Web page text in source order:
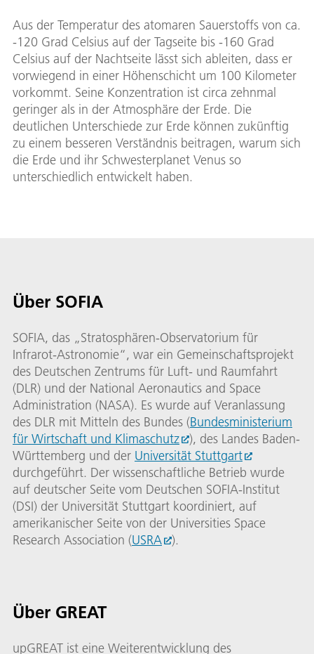
Aus der Temperatur des atomaren Sauerstoffs von ca.
-120 Grad Celsius auf der Tagseite bis -160 Grad
Celsius auf der Nachtseite lässt sich ableiten, dass er
vorwiegend in einer Höhenschicht um 100 Kilometer
vorkommt. Seine Konzentration ist circa zehnmal
geringer als in der Atmosphäre der Erde. Die
deutlichen Unterschiede zur Erde können zukünftig
zu einem besseren Verständnis beitragen, warum sich
die Erde und ihr Schwesterplanet Venus so
unterschiedlich entwickelt haben.
Über SOFIA
SOFIA, das „Stratosphären-Observatorium für
Infrarot-Astronomie“, war ein Gemeinschaftsprojekt
des Deutschen Zentrums für Luft- und Raumfahrt
(DLR) und der National Aeronautics and Space
Administration (NASA). Es wurde auf Veranlassung
des DLR mit Mitteln des Bundes (Bundesministerium
für Wirtschaft und Klimaschutz
), des Landes Baden-
Württemberg und der Universität Stuttgart
durchgeführt. Der wissenschaftliche Betrieb wurde
auf deutscher Seite vom Deutschen SOFIA-Institut
(DSI) der Universität Stuttgart koordiniert, auf
amerikanischer Seite von der Universities Space
Research Association (USRA ).
Über GREAT
upGREAT ist eine Weiterentwicklung des